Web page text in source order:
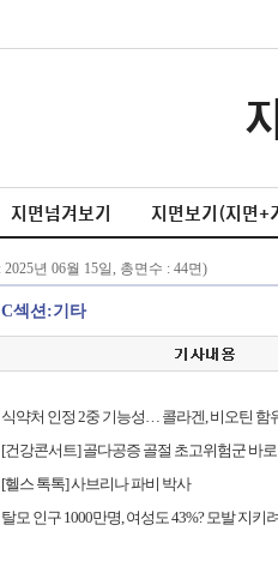
지면넘겨보기 지면보기(지면+
C섹션:기타
식약처 인정 2중 기능성… 콜라겐, 비오틴 함
[건강콘서트] 골다공증 골절 초고위험군 바
[헬스 톡톡] 사브리나 파비 박사
탈모 인구 1000만명, 여성도 43%? 모발 지키